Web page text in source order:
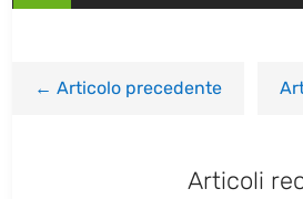
←Articolo precedente
Articoli